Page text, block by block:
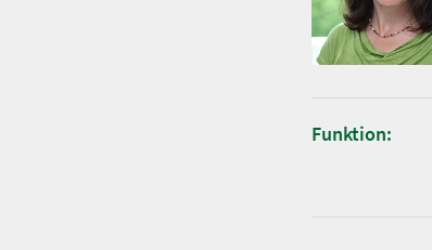
Funktion: